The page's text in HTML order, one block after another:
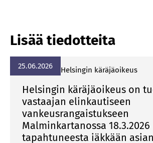
Lisää tiedotteita
25.06.2026 Hel­sin­gin kä­rä­jä­oi­keus
Helsingin käräjäoikeus on
vastaajan elinkautiseen
vankeusrangaistukseen
Malminkartanossa 18.3.2026
tapahtuneesta iäkkään